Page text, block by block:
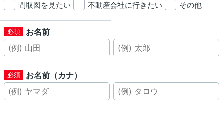
間取図を見たい
不動産会社に行きたい その他
お名前
お名前（カナ）